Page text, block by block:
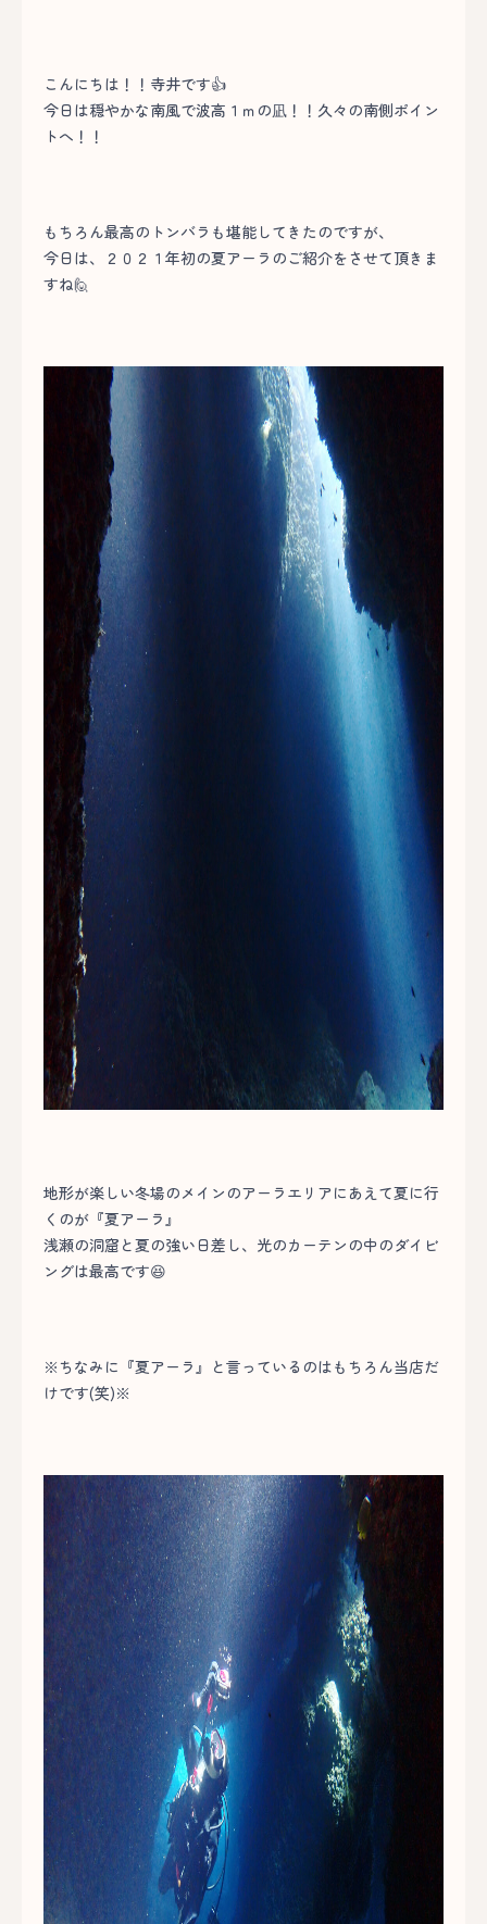
こんにちは！！寺井です👍
今日は穏やかな南風で波高１ｍの凪！！久々の南側ポイン
トへ！！
もちろん最高のトンバラも堪能してきたのですが、
今日は、２０２１年初の夏アーラのご紹介をさせて頂きま
すね🙋
地形が楽しい冬場のメインのアーラエリアにあえて夏に行
くのが『夏アーラ』
浅瀬の洞窟と夏の強い日差し、光のカーテンの中のダイビ
ングは最高です😆
※ちなみに『夏アーラ』と言っているのはもちろん当店だ
けです(笑)※